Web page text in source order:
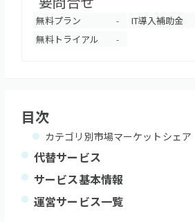
無料プラン - IT導入補助金
無料トライアル -
目次
カテゴリ別市場マーケットシェア
代替サービス
サービス基本情報
運営サービス一覧